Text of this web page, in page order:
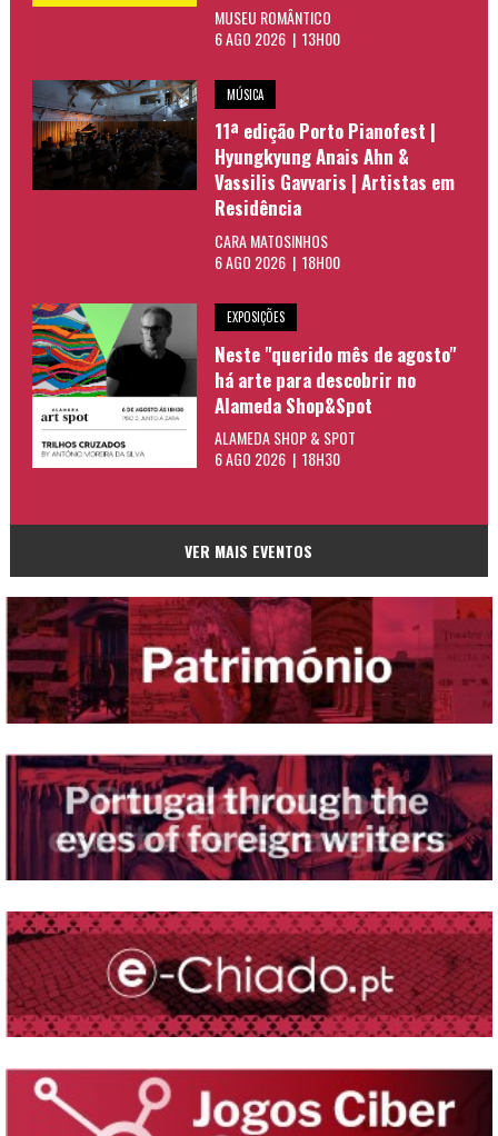
MUSEU ROMÂNTICO
6 AGO 2026 | 13H00
MÚSICA
11ª edição Porto Pianofest |
Hyungkyung Anais Ahn &
Vassilis Gavvaris | Artistas em
Residência
CARA MATOSINHOS
6 AGO 2026 | 18H00
EXPOSIÇÕES
Neste "querido mês de agosto"
há arte para descobrir no
Alameda Shop&Spot
ALAMEDA SHOP & SPOT
6 AGO 2026 | 18H30
VER MAIS EVENTOS